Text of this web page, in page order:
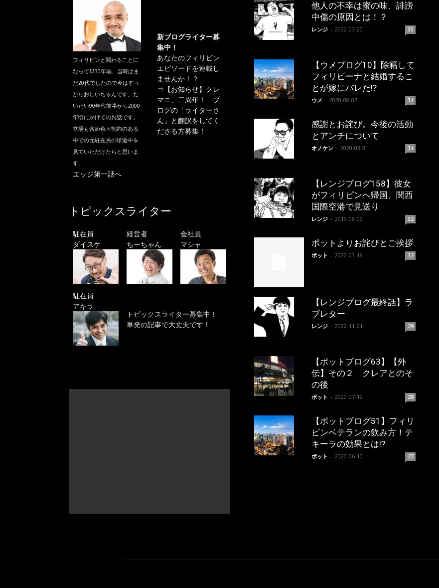
フィリピンと関わることに
なって早30年弱、当時はま
だ20代でしたので今はすっ
かりおじいちゃんです。だ
いたい90年代前半から2000
年頃にかけてのお話です。
立場も含め色々制約のある
中での元駐在員の珍道中を
見ていただけたらと思いま
す。
エッジ第一話へ
新ブログライター募
集中！
あなたのフィリピン
エピソードを連載し
ませんか！？
⇒ 【お知らせ】クレ
マニ、二周年！ ブ
ログの「ライターさ
ん」と翻訳をしてく
ださる方募集！
トピックスライター
駐在員
ダイスケ
経営者
ちーちゃん
会社員
マシャ
駐在員
アキラ
トピックスライター募集中！
単発の記事で大丈夫です！
他人の不幸は蜜の味、誹謗
中傷の原因とは！？
レンジ - 2022-03-20 35
【ウメブログ10】除籍して
フィリピーナと結婚するこ
とが嫁にバレた!?
ウメ - 2020-08-07 34
感謝とお詫び。今後の活動
とアンチについて
オノケン - 2020-03-31 34
【レンジブログ158】彼女
がフィリピンへ帰国、関西
国際空港で見送り
レンジ - 2019-08-09 32
ポットよりお詫びとご挨拶
ポット - 2022-03-19 32
【レンジブログ最終話】ラ
ブレター
レンジ - 2022-11-21 29
【ポットブログ63】【外
伝】その２ クレアとのそ
の後
ポット - 2020-07-12 29
【ポットブログ51】フィリ
ピンベテランの飲み方！テ
キーラの効果とは!?
ポット - 2020-06-10 27